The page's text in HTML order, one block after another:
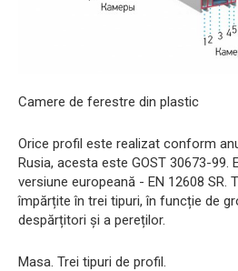
Camere de ferestre din plastic
Orice profil este realizat conform
Rusia, acesta este GOST 30673-99.
versiune europeană - EN 12608 SR.
împărțite în trei tipuri, în funcție de
despărțitori și a pereților.
Masa. Trei tipuri de profil.